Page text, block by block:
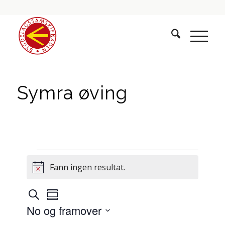
Symra øving
Hendingar
NoticeFann ingen resultat.
Hendingar
søk
Søk
Hending
visingsnavigasjon
Summary
No og framover